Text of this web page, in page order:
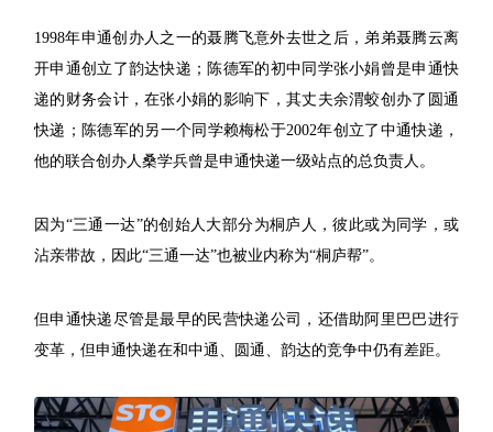
1998年申通创办人之一的聂腾飞意外去世之后，弟弟聂腾云离
开申通创立了韵达快递；陈德军的初中同学张小娟曾是申通快
递的财务会计，在张小娟的影响下，其丈夫余渭蛟创办了圆通
快递；陈德军的另一个同学赖梅松于2002年创立了中通快递，
他的联合创办人桑学兵曾是申通快递一级站点的总负责人。
因为“三通一达”的创始人大部分为桐庐人，彼此或为同学，或
沾亲带故，因此“三通一达”也被业内称为“桐庐帮”。
但申通快递尽管是最早的民营快递公司，还借助阿里巴巴进行
变革，但申通快递在和中通、圆通、韵达的竞争中仍有差距。